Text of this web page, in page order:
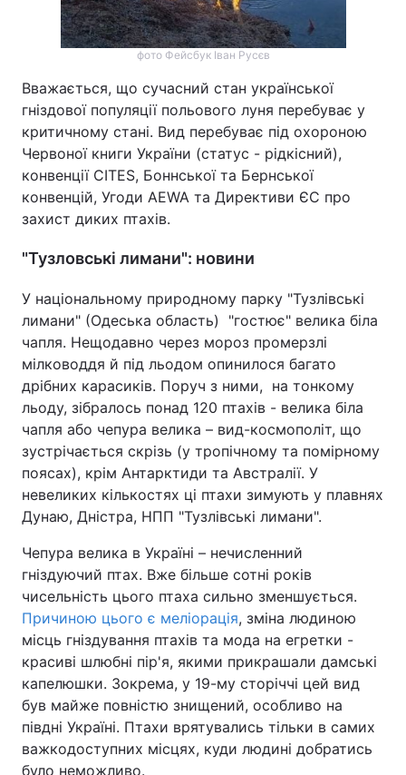
фото Фейсбук Іван Русєв
Вважається, що сучасний стан української
гніздової популяції польового луня перебуває у
критичному стані. Вид перебуває під охороною
Червоної книги України (статус - рідкісний),
конвенції CITES, Боннської та Бернської
конвенцій, Угоди AEWA та Директиви ЄС про
захист диких птахів.
"Тузловські лимани": новини
У національному природному парку "Тузлівські
лимани" (Одеська область) "гостює" велика біла
чапля. Нещодавно через мороз промерзлі
мілководдя й під льодом опинилося багато
дрібних карасиків. Поруч з ними, на тонкому
льоду, зібралось понад 120 птахів - велика біла
чапля або чепура велика – вид-космополіт, що
зустрічається скрізь (у тропічному та помірному
поясах), крім Антарктиди та Австралії. У
невеликих кількостях ці птахи зимують у плавнях
Дунаю, Дністра, НПП "Тузлівські лимани".
Чепура велика в Україні – нечисленний
гніздуючий птах. Вже більше сотні років
чисельність цього птаха сильно зменшується.
Причиною цього є меліорація, зміна людиною
місць гніздування птахів та мода на егретки -
красиві шлюбні пір'я, якими прикрашали дамські
капелюшки. Зокрема, у 19-му сторіччі цей вид
був майже повністю знищений, особливо на
півдні Україні. Птахи врятувались тільки в самих
важкодоступних місцях, куди людині добратись
було неможливо.